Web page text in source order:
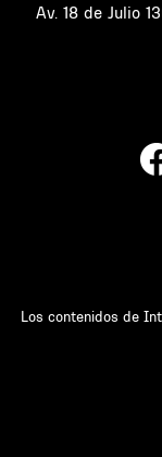
Av. 18 de Julio
Los contenidos de